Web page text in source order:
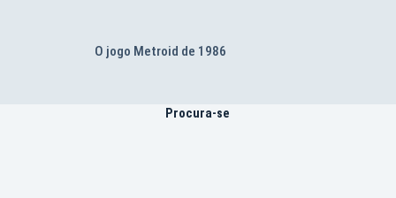
O jogo Metroid de 1986
Procura-se